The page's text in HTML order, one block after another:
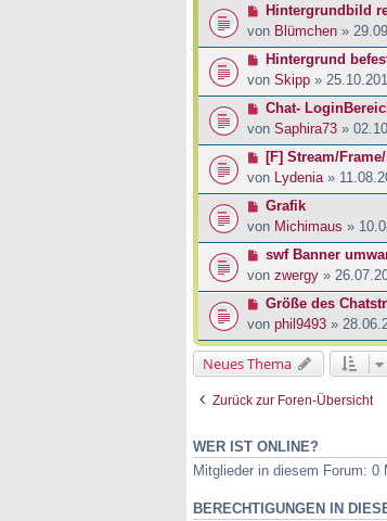
Hintergrundbild
von Blümchen »
Hintergrund
von Skipp »
Chat-
von Saphira73 »
[F] Stream/
von
Lydenia »
Grafik
von Michimaus »
swf Banner
von zwergy »
Größe des
von phil9493 »
Neues Thema
Zurück zur Foren-Übersicht
WER IST ONLINE?
Mitglieder in diesem Forum: 0
BERECHTIGUNGEN IN